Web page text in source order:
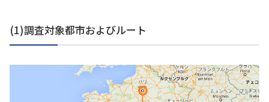
(1)調査対象都市およびルート